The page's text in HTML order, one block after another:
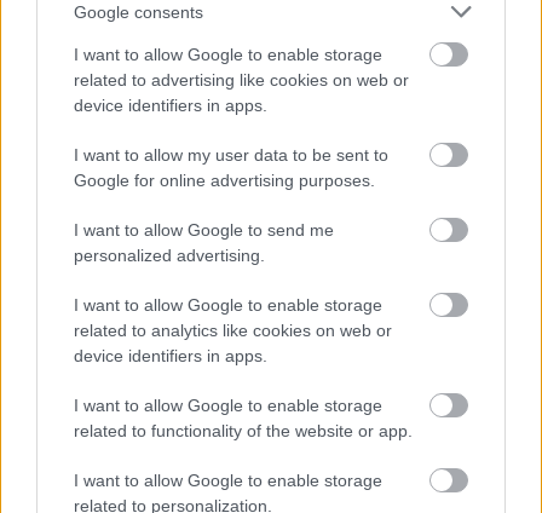
Google consents
I want to allow Google to enable storage
related to advertising like cookies on web or
device identifiers in apps.
I want to allow my user data to be sent to
Google for online advertising purposes.
I want to allow Google to send me
personalized advertising.
I want to allow Google to enable storage
related to analytics like cookies on web or
device identifiers in apps.
I want to allow Google to enable storage
related to functionality of the website or app.
I want to allow Google to enable storage
related to personalization.
γαμήλιο ταξίδι σας; Είτε...
Ξενοδοχεία
Η πολυτελέστερη γαμήλια σουίτα του κόσμου, για ταξίδι του
μέλιτος πολλών… αστέρων! (Photos)
Θέλετε να κάνετε ένα ταξίδι του μέλιτος πολλών αστέρων ή τουλάχιστον να
δείτε πως...